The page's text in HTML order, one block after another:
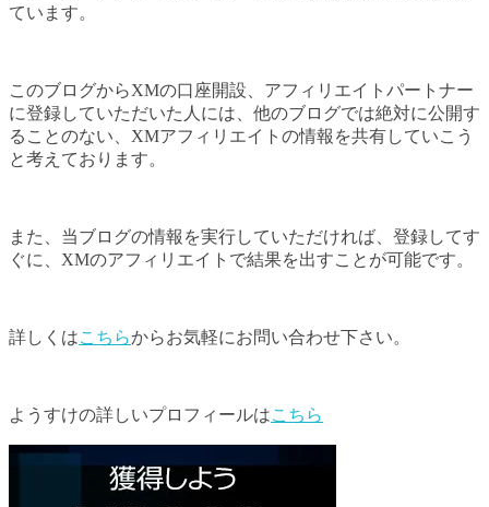
ています。
このブログからXMの口座開設、アフィリエイトパートナー
に登録していただいた人には、他のブログでは絶対に公開す
ることのない、XMアフィリエイトの情報を共有していこう
と考えております。
また、当ブログの情報を実行していただければ、登録してす
ぐに、XMのアフィリエイトで結果を出すことが可能です。
詳しくはこちらからお気軽にお問い合わせ下さい。
ようすけの詳しいプロフィールはこちら